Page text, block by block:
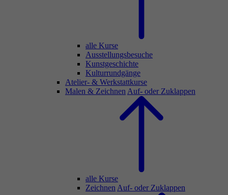
alle Kurse
Ausstellungsbesuche
Kunstgeschichte
Kulturrundgänge
Atelier- & Werkstattkurse
Malen & Zeichnen Auf- oder Zuklappen
alle Kurse
Zeichnen Auf- oder Zuklappen